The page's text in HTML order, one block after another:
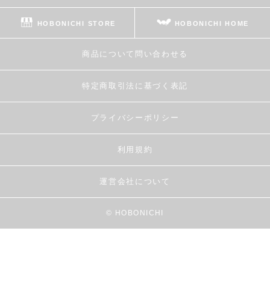
HOBONICHI STORE HOBONICHI HOME
商品について問い合わせる
特定商取引法に基づく表記
プライバシーポリシー
利用規約
運営会社について
© HOBONICHI